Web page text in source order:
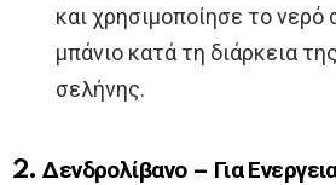
και χρησιμοποίησε το νερό
μπάνιο κατά τη διάρκεια
σελήνης.
2. Δενδρολίβανο – Για